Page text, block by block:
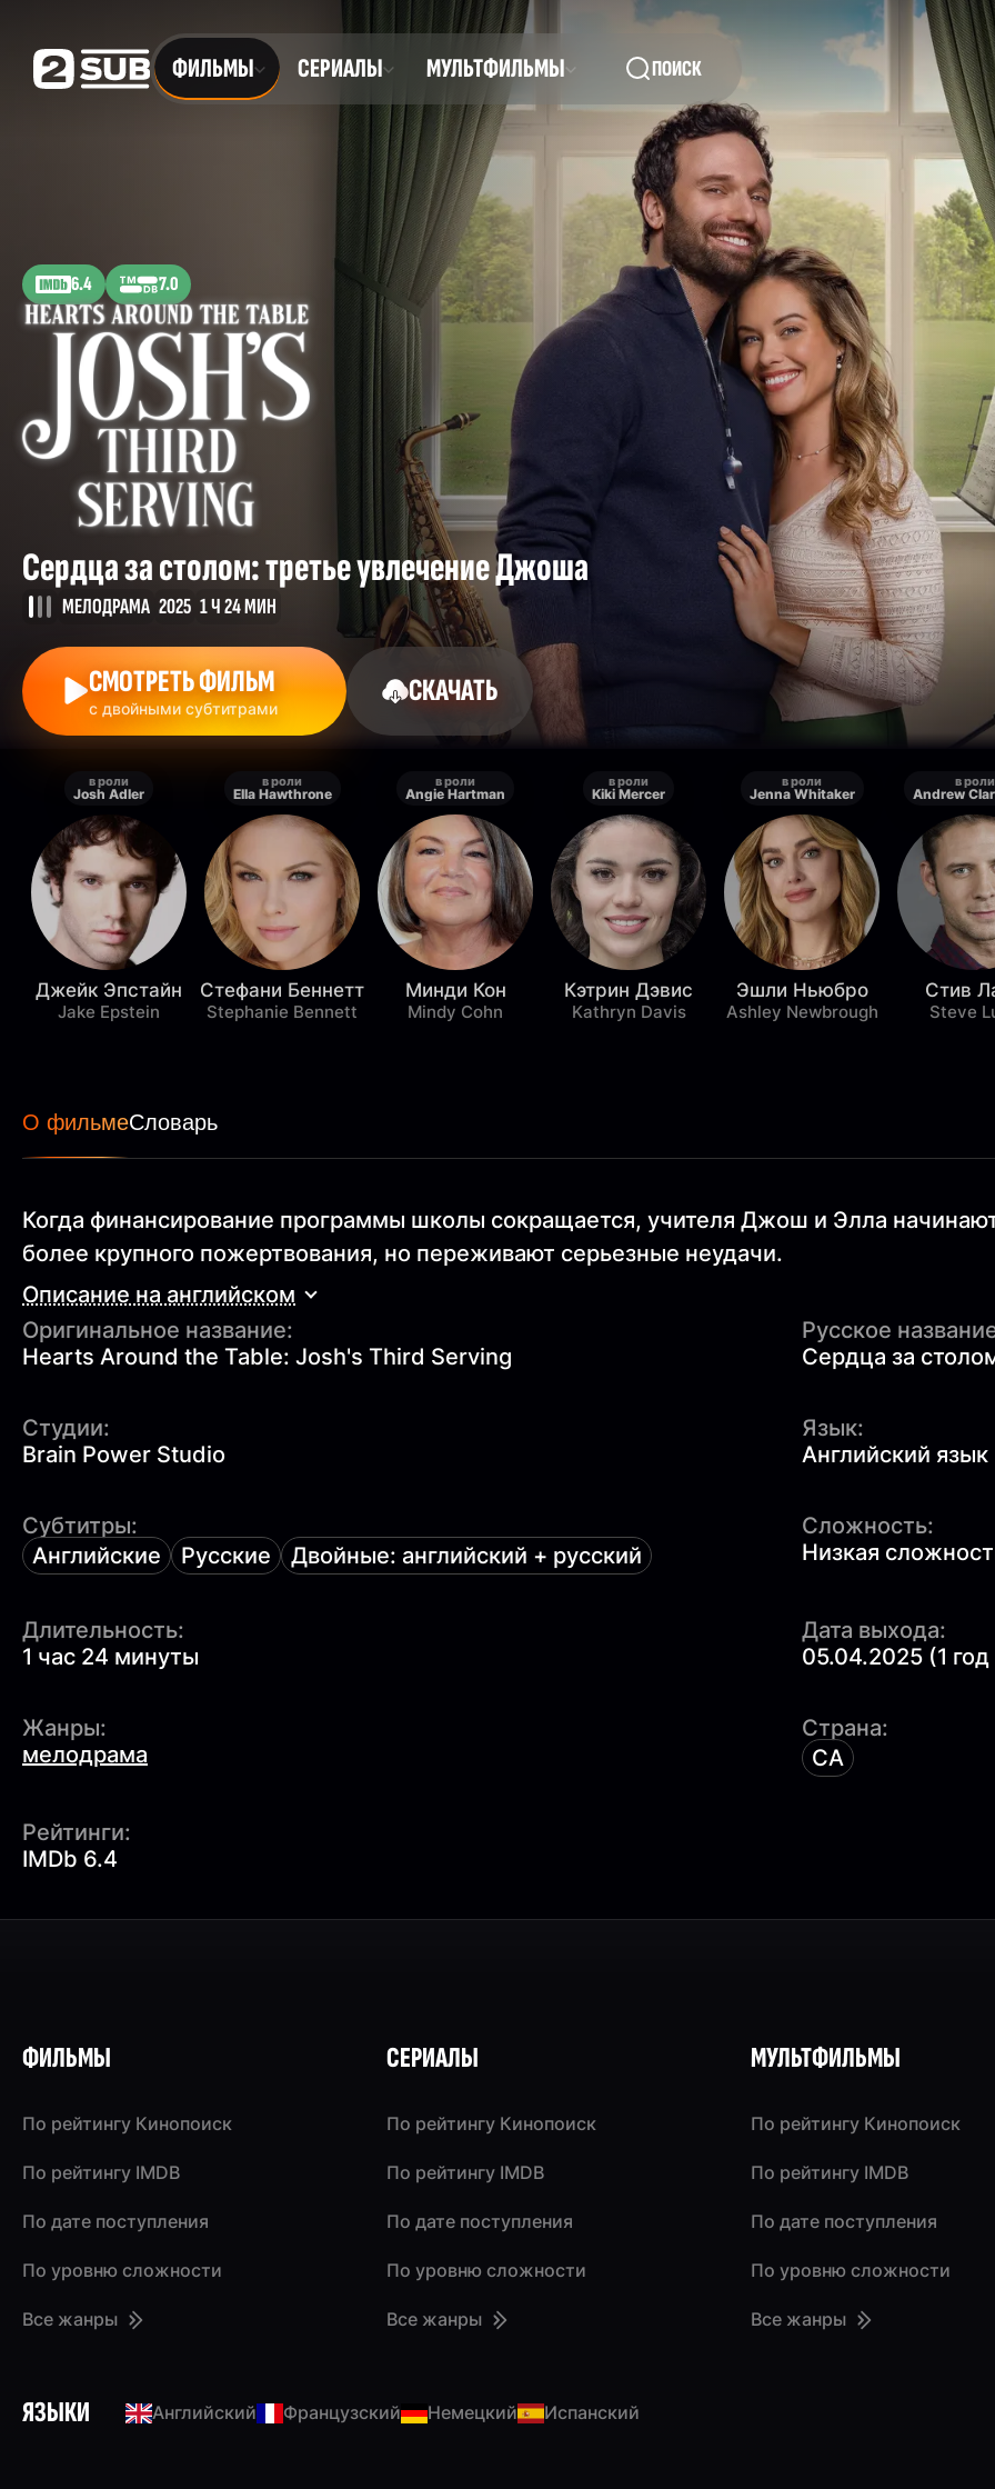
ФИЛЬМЫ СЕРИАЛЫ МУЛЬТФИЛЬМЫ ПОИСК
6.4 7.0
Сердца за столом: третье увлечение Джоша
МЕЛОДРАМА 2025 1 Ч 24 МИН
СМОТРЕТЬ ФИЛЬМ
с двойными субтитрами СКАЧАТЬ
в роли
Josh Adler
Джейк Эпстайн
Jake Epstein
в роли
Ella Hawthrone
Стефани Беннетт
Stephanie Bennett
в роли
Angie Hartman
Минди Кон
Mindy Cohn
в роли
Kiki Mercer
Кэтрин Дэвис
Kathryn Davis
в роли
Jenna Whitaker
Эшли Ньюбро
Ashley Newbrough
в роли
Andrew
Стив
Steve
О фильмеСловарь
Когда финансирование программы школы сокращается, учителя Джош и Элла
более крупного пожертвования, но переживают серьезные неудачи.
Описание на английском
Оригинальное название:
Hearts Around the Table: Josh's Third Serving
Русское
Сердца за
Студии:
Brain Power Studio
Язык:
Английский язык
Субтитры:
Английские
Русские Двойные: английский + русский
Сложность:
Низкая
Длительность:
1 час 24 минуты
Дата выхода:
05.04.2025 (1 год
Жанры:
мелодрама
Страна:
CA
Рейтинги:
IMDb 6.4
ЯЗЫКИ Английский Французский Немецкий Испанский
ФИЛЬМЫ
По рейтингу Кинопоиск
По рейтингу IMDB
По дате поступления
По уровню сложности
Все жанры
СЕРИАЛЫ
По рейтингу Кинопоиск
По рейтингу IMDB
По дате поступления
По уровню сложности
Все жанры
МУЛЬТФИЛЬМЫ
По рейтингу Кинопоиск
По рейтингу IMDB
По дате поступления
По уровню сложности
Все жанры